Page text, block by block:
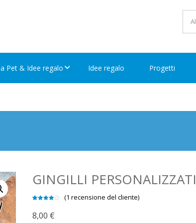
Pet & Idee regalo Idee regalo Progetti
GINGILLI PERSONALIZZATI
5 su
base di
(1 recensione del cliente)
8,00 €